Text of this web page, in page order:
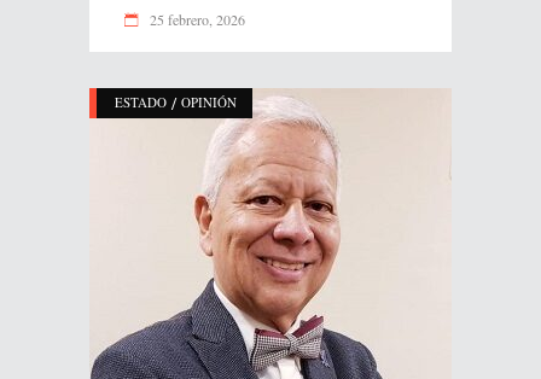
25 febrero, 2026
ESTADO / OPINIÓN